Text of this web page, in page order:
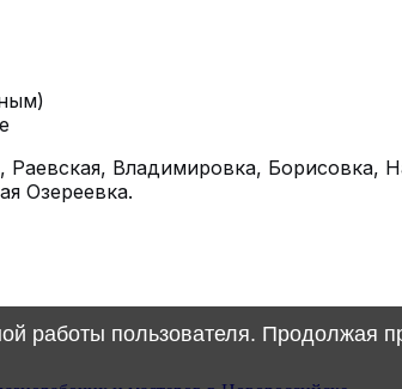
Владимировка, Борисовка,
Озереевка.
работы пользователя. Продолжая